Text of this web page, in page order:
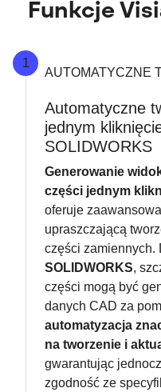
Funkcje
AUTOMATYCZNE
Automatyczne
jednym
SOLIDWORKS
Generowanie
części jednym
oferuje
upraszczającą
części zamiennych.
SOLIDWORKS,
części mogą być
danych CAD za
automatyzacja
na tworzenie i
gwarantując
zgodność ze
1